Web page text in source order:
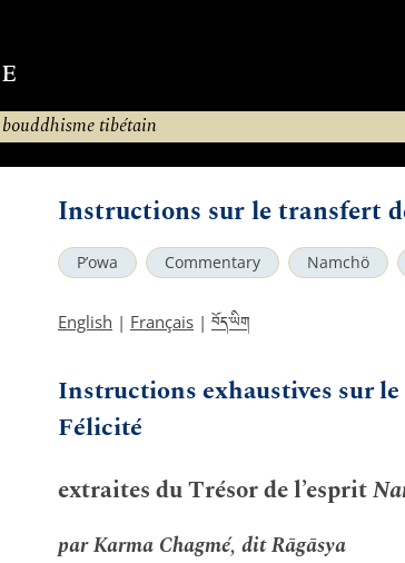
tibétain
Instructions sur le transfert
P’owa Commentary Namchö
English | Français | བོད་ཡིག
Instructions exhaustives sur
Félicité
extraites du Trésor de l’esprit
par Karma Chagmé, dit Rāgāsya